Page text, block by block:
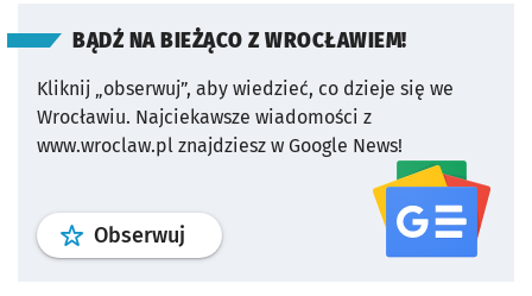
BĄDŹ NA BIEŻĄCO Z WROCŁAWIEM!
Kliknij „obserwuj”, aby wiedzieć, co dzieje się we
Wrocławiu. Najciekawsze wiadomości z
www.wroclaw.pl znajdziesz w Google News!
Obserwuj profil serwisu